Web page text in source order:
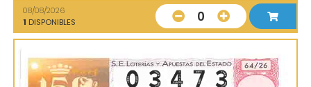
08/08/2026
1 DISPONIBLES 0